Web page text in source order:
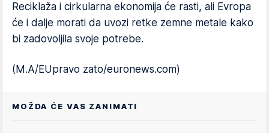
Reciklaža i cirkularna ekonomija će rasti, ali Evropa
će i dalje morati da uvozi retke zemne metale kako
bi zadovoljila svoje potrebe.
(M.A/EUpravo zato/euronews.com)
MOŽDA ĆE VAS ZANIMATI